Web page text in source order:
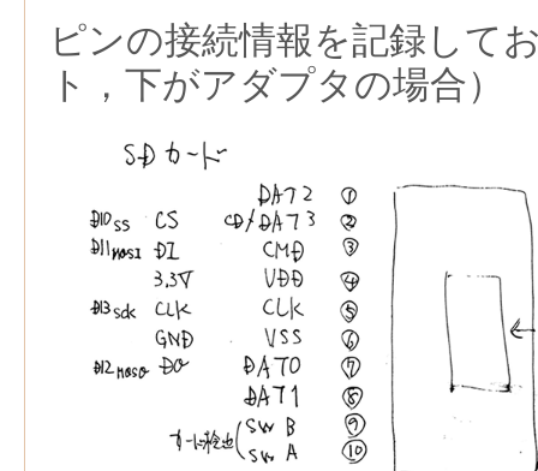
ピンの接続情報を記録して
ト，下がアダプタの場合）